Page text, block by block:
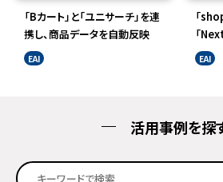
「Bカート」と「ユニサーチ」を連
携し、商品データを自動反映
EAI
「
「
EAI
活用事例を探